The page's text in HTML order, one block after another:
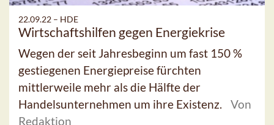
22.09.22 – HDE
Wirtschaftshilfen gegen Energiekrise
Wegen der seit Jahresbeginn um fast 150 %
gestiegenen Energiepreise fürchten
mittlerweile mehr als die Hälfte der
Handelsunternehmen um ihre Existenz.
Von
Redaktion